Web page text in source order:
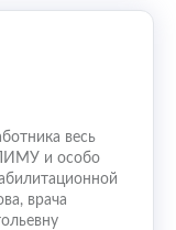
весь
и особо
врача